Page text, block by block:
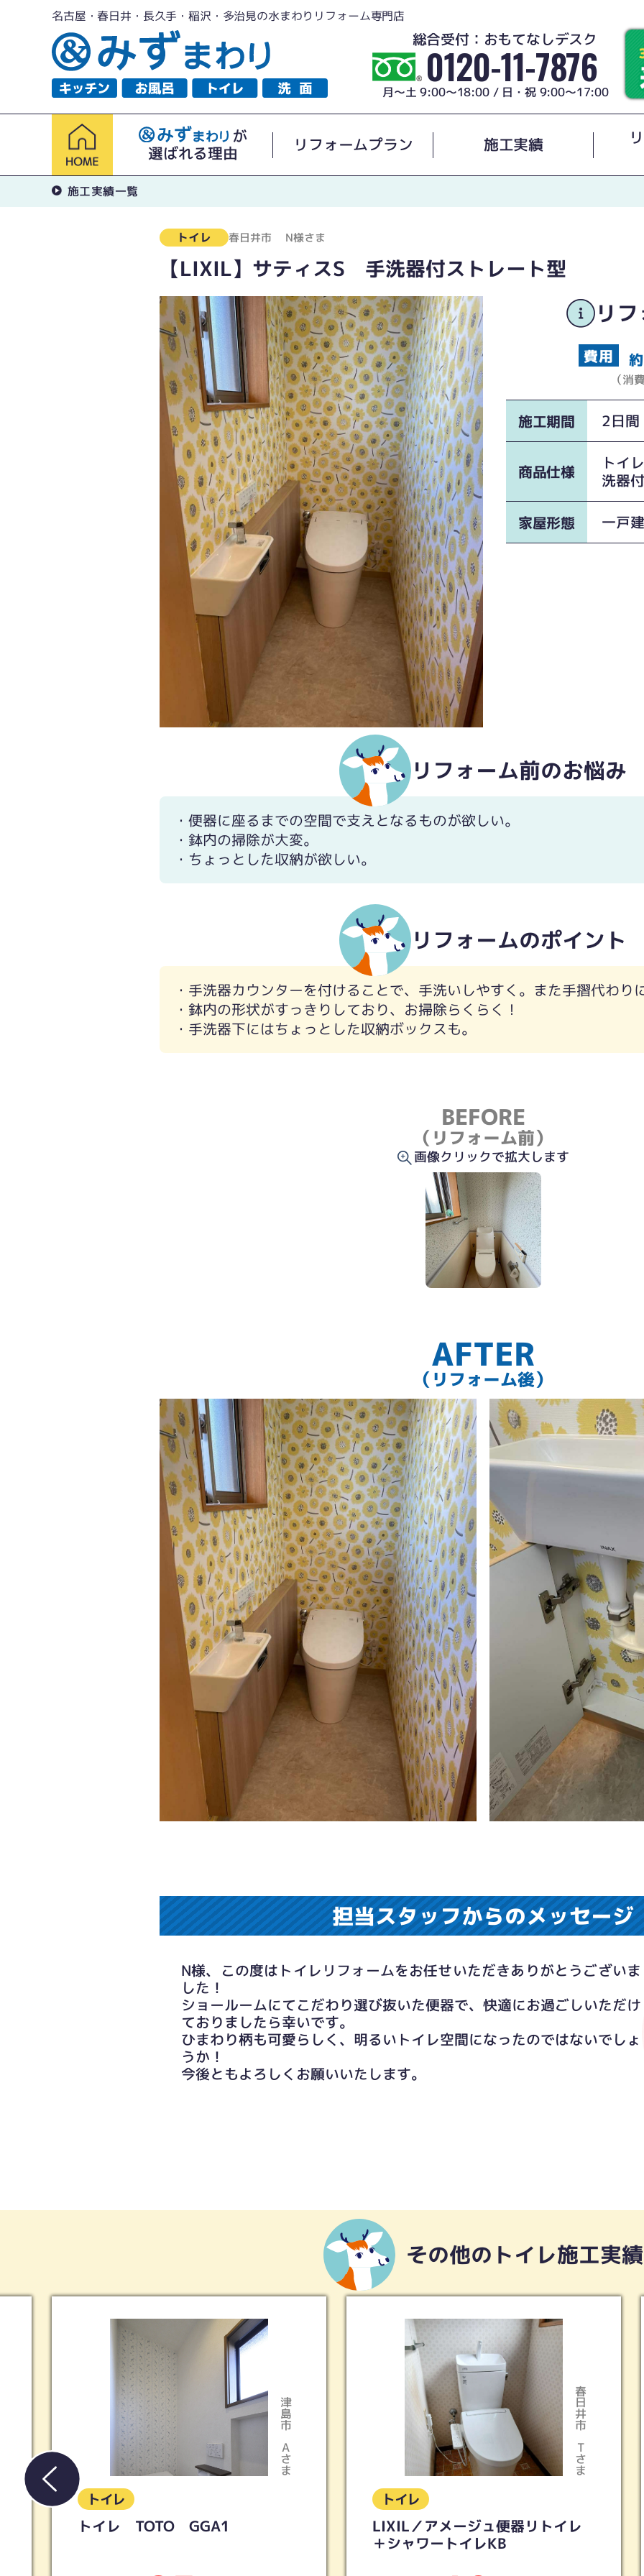
名古屋・春日井・長久手・稲沢・多治見の水まわりリフォーム専門店
総合受付：おもてなしデスク
0120-11-7876
月～土 9:00～18:00 / 日・祝 9:00～17:00
が
選ばれる理由
リフォームプラン 施工実績
施工実績一覧
トイレ 春日井市 N様さま
【LIXIL】サティスS 手洗器付ストレート型
リ
約
（消
施工期間 2日間
商品仕様
トイ
洗器
家屋形態 一戸
リフォーム前のお悩み
・便器に座るまでの空間で支えとなるものが欲しい。
・鉢内の掃除が大変。
・ちょっとした収納が欲しい。
リフォームのポイント
・手洗器カウンターを付けることで、手洗いしやすく。また手摺代わり
・鉢内の形状がすっきりしており、お掃除らくらく！
・手洗器下にはちょっとした収納ボックスも。
BEFORE
（リフォーム前）
画像クリックで拡大します
AFTER
（リフォーム後）
担当スタッフからのメッセージ
N様、この度はトイレリフォームをお任せいただきありがとうございま
した！
ショールームにてこだわり選び抜いた便器で、快適にお過ごしいただけ
ておりましたら幸いです。
ひまわり柄も可愛らしく、明るいトイレ空間になったのではないでしょ
うか！
今後ともよろしくお願いいたします。
その他のトイレ施工実績
春日井市
Tさま
トイレ
LIXIL／アメージュ便器リトイレ
多治見市
Iさま
トイレ
トイレリフォーム 2ヵ所 ピュア
レストQR ホワイトグレー